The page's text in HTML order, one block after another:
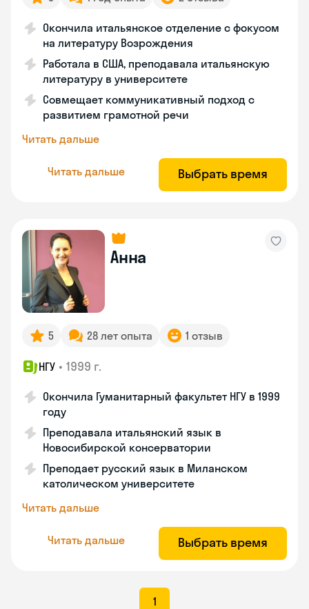
Окончила итальянское отделение с фокусом
на литературу Возрождения
Работала в США, преподавала итальянскую
литературу в университете
Совмещает коммуникативный подход с
развитием грамотной речи
Читать дальше
Читать дальше Выбрать время
Анна
5 28 лет опыта 1 отзыв
НГУ • 1999 г.
Окончила Гуманитарный факультет НГУ в 1999
году
Преподавала итальянский язык в
Новосибирской консерватории
Преподает русский язык в Миланском
католическом университете
Читать дальше
Читать дальше Выбрать время
1